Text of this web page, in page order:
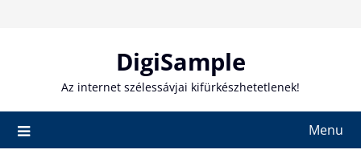
DigiSample
Az internet szélessávjai kifürkészhetetlenek!
Menu